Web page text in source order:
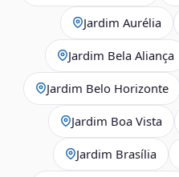
Jardim Aurélia
Jardim Bela Aliança
Jardim Belo Horizonte
Jardim Boa Vista
Jardim Brasília